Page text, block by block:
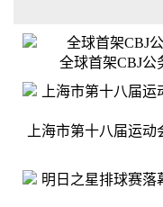
全球首架CBJ公
上海市第十八届运动